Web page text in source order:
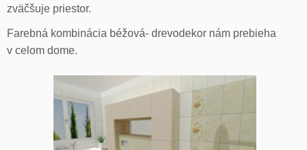
zväčšuje priestor.
Farebná kombinácia béžová- drevodekor nám prebieha
v celom dome.